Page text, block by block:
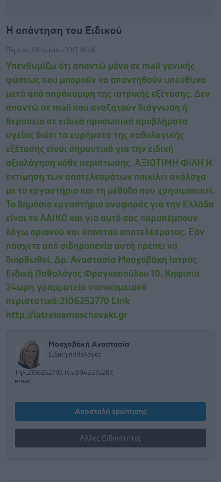
Η απάντηση του Ειδικού
Πέμπτη, 08 Ιουνίου 2017, 16:46
Υπενθυμίζω ότι απαντώ μόνο σε mail γενικής
φύσεως που μπορούν να απαντηθούν υπεύθυνα
μετά από παράκαμψη της ιατρικής εξέτασης. Δεν
απαντώ σε mail που αναζητούν διάγνωση ή
θεραπεία σε ειδικά προσωπικά προβλήματα
υγείας διότι τα ευρήματα της παθολογικής
εξέτασης είναι σημαντικά για την ειδική
αξιολόγηση κάθε περίπτωσης. AΞΙΟΤΙΜΗ ΦΙΛΗ Η
εκτίμηση των αποτελεσμάτων ποικίλει ανάλογα
με το εργαστήριο και τη μέθοδο που χρησιμοποιεί.
Το δημόσιο εργαστήριο αναφοράς για την Ελλάδα
είναι το ΛΑΙΚΟ και για αυτό σας παραπέμπουν
λόγω οριακού και ύποπτου αποτελέσματος. Εάν
πάσχετε από σιδηροπενία αυτή πρέπει να
διορθωθεί. Δρ. Αναστασία Μοσχοβάκη Ιατρός
Ειδική Παθολόγος Φραγκοπούλου 10, Κηφισιά
24ωρη γραμματεία νοσοκομειακά
περιστατικά:2106252770 Link
http://iatreioamoschovaki.gr
Μοσχοβάκη Αναστασία
Ειδική παθολόγος
Τηλ.2106252770, Κιν.6945575287,
email
Αποστολή ερώτησης
Άλλες Ειδικότητες